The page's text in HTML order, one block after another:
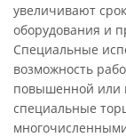
увеличивают
оборудования и
Специальные
возможность
повышенной или
специальные